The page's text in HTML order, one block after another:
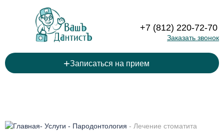
+7 (812) 220-72-70
Заказать звонок
+Записаться на прием
- Услуги - Пародонтология - Лечение стоматита